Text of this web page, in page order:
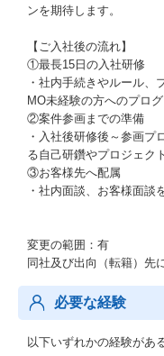
ンを期待します。
【ご入社後の流れ】
①最長15日の入社研修
・社内手続きやルール、
MO未経験の方へのプロ
②案件参画までの準備
・入社後研修後～参画プ
る自己研鑽やプロジェク
③お客様先へ配属
・社内面談、お客様面談
変更の範囲：有
同社及び出向（転籍）先
必要な経験
以下いずれかの経験があ